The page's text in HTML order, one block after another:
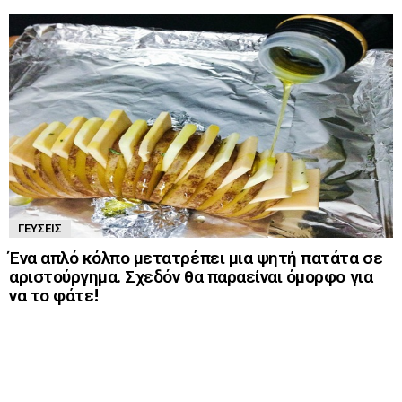
ΓΕΎΣΕΙΣ
Ένα απλό κόλπο μετατρέπει μια ψητή πατάτα σε
αριστούργημα. Σχεδόν θα παραείναι όμορφο για
να το φάτε!